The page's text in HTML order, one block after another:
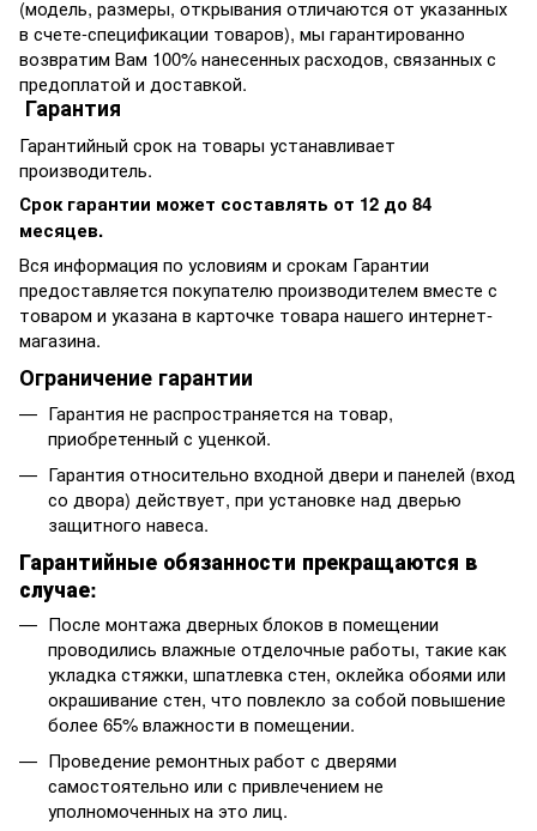
(модель, размеры, открывания отличаются от указанных
в счете-спецификации товаров), мы гарантированно
возвратим Вам 100% нанесенных расходов, связанных с
предоплатой и доставкой.
Гарантия
Гарантийный срок на товары устанавливает
производитель.
Срок гарантии может составлять от 12 до 84
месяцев.
Вся информация по условиям и срокам Гарантии
предоставляется покупателю производителем вместе с
товаром и указана в карточке товара нашего интернет-
магазина.
Ограничение гарантии
Гарантия не распространяется на товар,
приобретенный с уценкой.
Гарантия относительно входной двери и панелей (вход
со двора) действует, при установке над дверью
защитного навеса.
Гарантийные обязанности прекращаются в
случае:
После монтажа дверных блоков в помещении
проводились влажные отделочные работы, такие как
укладка стяжки, шпатлевка стен, оклейка обоями или
окрашивание стен, что повлекло за собой повышение
более 65% влажности в помещении.
Проведение ремонтных работ с дверями
самостоятельно или с привлечением не
уполномоченных на это лиц.